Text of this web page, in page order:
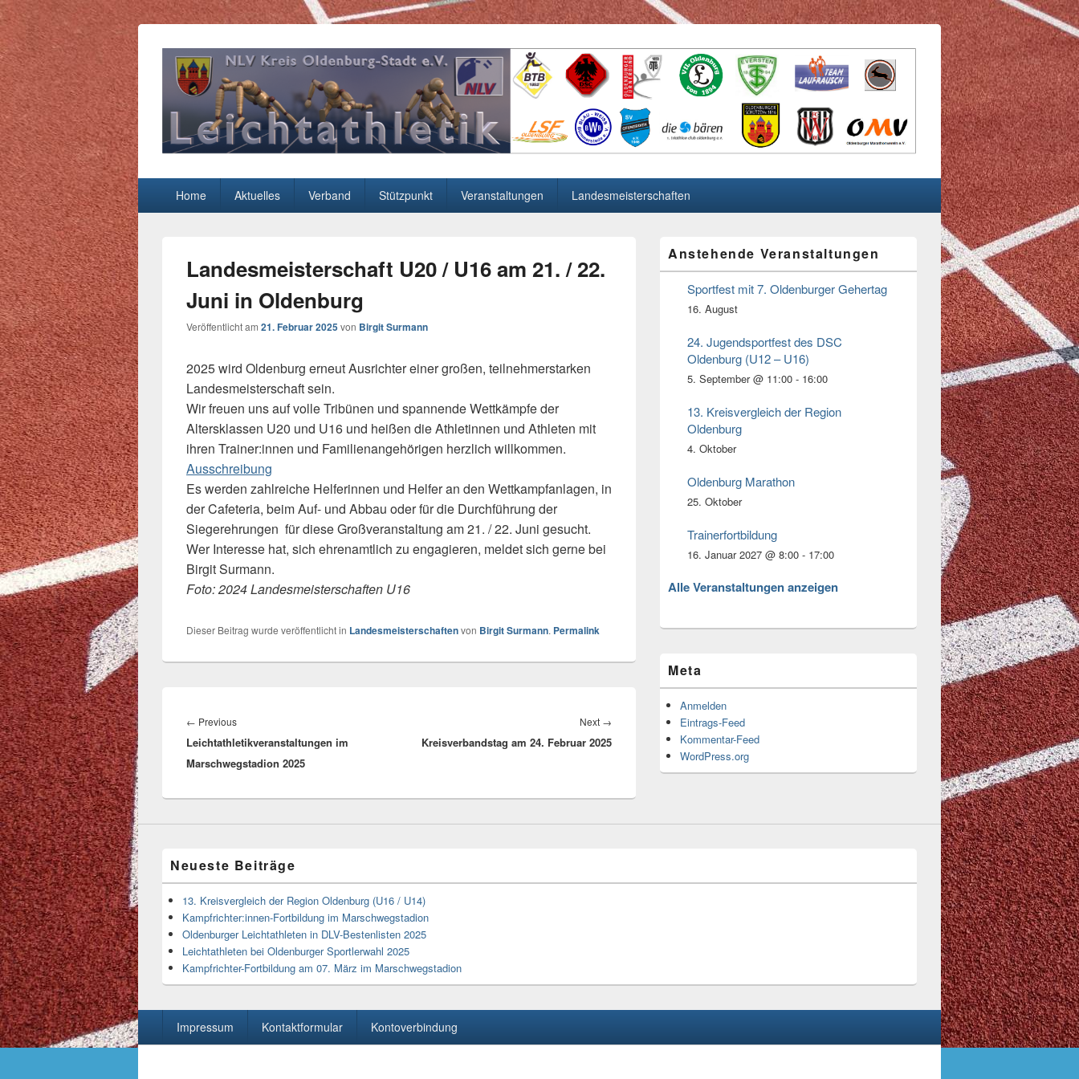
Leichtathletik in Oldenburg
NLV-Kreis Oldenburg-Stadt e.V.
Hauptmenü
Home Aktuelles Verband Stützpunkt Veranstaltungen Landesmeisterschaften
Landesmeisterschaft U20 / U16 am 21. / 22.
Juni in Oldenburg
Veröffentlicht am 21. Februar 2025von Birgit Surmann
2025 wird Oldenburg erneut Ausrichter einer großen, teilnehmerstarken
Landesmeisterschaft sein.
Wir freuen uns auf volle Tribünen und spannende Wettkämpfe der
Altersklassen U20 und U16 und heißen die Athletinnen und Athleten mit
ihren Trainer:innen und Familienangehörigen herzlich willkommen.
Ausschreibung
Es werden zahlreiche Helferinnen und Helfer an den Wettkampfanlagen, in
der Cafeteria, beim Auf- und Abbau oder für die Durchführung der
Siegerehrungen für diese Großveranstaltung am 21. / 22. Juni gesucht.
Wer Interesse hat, sich ehrenamtlich zu engagieren, meldet sich gerne bei
Birgit Surmann.
Foto: 2024 Landesmeisterschaften U16
Dieser Beitrag wurde veröffentlicht in Landesmeisterschaftenvon Birgit Surmann. Permalink
← Previous
post:
Leichtathletikveranstaltungen im
Marschwegstadion 2025
Next →
Kreisverbandstag am 24. Februar 2025
Seitenleisten
Widget-
Bereich
Anstehende Veranstaltungen
Sportfest mit 7. Oldenburger Gehertag
16. August
24. Jugendsportfest des DSC
Oldenburg (U12 – U16)
5. September @ 11:00 - 16:00
13. Kreisvergleich der Region
Oldenburg
4. Oktober
Oldenburg Marathon
25. Oktober
Trainerfortbildung
16. Januar 2027 @ 8:00 - 17:00
Alle Veranstaltungen anzeigen
Meta
Anmelden
Eintrags-Feed
Kommentar-Feed
WordPress.org
Neueste Beiträge
13. Kreisvergleich der Region Oldenburg (U16 / U14)
Kampfrichter:innen-Fortbildung im Marschwegstadion
Oldenburger Leichtathleten in DLV-Bestenlisten 2025
Leichtathleten bei Oldenburger Sportlerwahl 2025
Kampfrichter-Fortbildung am 07. März im Marschwegstadion
Seitenfuß-Impressum Kontaktformular Kontoverbindung